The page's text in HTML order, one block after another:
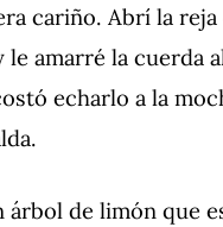
cariño. Abrí la
le amarré la
echarlo a la
árbol de limón que